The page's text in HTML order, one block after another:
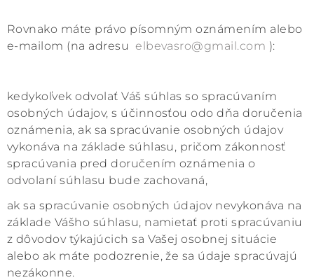
Rovnako máte právo písomným oznámením alebo
e-mailom (na adresuelbevasro@gmail.com ):
kedykoľvek odvolať Váš súhlas so spracúvaním
osobných údajov, s účinnosťou odo dňa doručenia
oznámenia, ak sa spracúvanie osobných údajov
vykonáva na základe súhlasu, pričom zákonnosť
spracúvania pred doručením oznámenia o
odvolaní súhlasu bude zachovaná,
ak sa spracúvanie osobných údajov nevykonáva na
základe Vášho súhlasu, namietať proti spracúvaniu
z dôvodov týkajúcich sa Vašej osobnej situácie
alebo ak máte podozrenie, že sa údaje spracúvajú
nezákonne.